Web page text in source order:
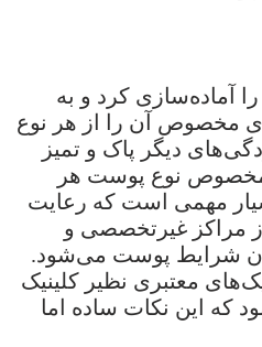
آماده‌سازی کرد و به
مخصوص آن را از هر نوع
دیگر پاک و تمیز
مخصوص نوع پوست هر
مهمی است که رعایت
مراکز غیرتخصصی و
شرایط پوست می‌شود.
معتبری نظیر کلینیک
که این نکات ساده اما